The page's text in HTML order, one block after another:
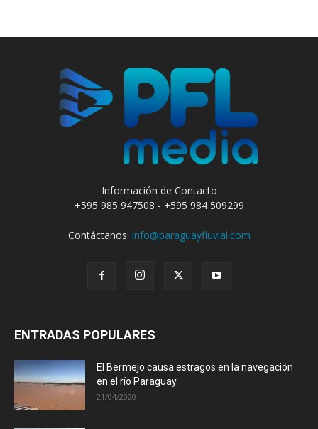
Información de Contacto
+595 985 947508 - +595 984 509299
Contáctanos: info@paraguayfluvial.com
ENTRADAS POPULARES
El Bermejo causa estragos en la navegación
en el río Paraguay
21/04/2020